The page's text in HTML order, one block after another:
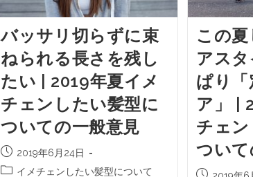
バッサリ切らずに束
ねられる長さを残し
たい | 2019年夏イメ
チェンしたい髪型に
ついての一般意見
2019年6月24日
イメチェンしたい髪型について
この
アス
ぱり
ア」 |
チェ
ついて